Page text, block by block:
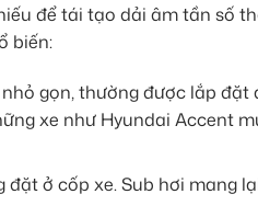
để tái tạo dải âm tần số
biến:
gọn, thường được lắp đặt
xe như Hyundai Accent
ở cốp xe. Sub hơi mang